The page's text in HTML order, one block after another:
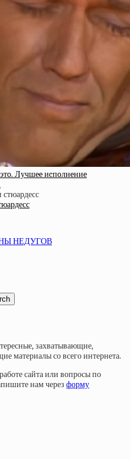
Лучшee иcпoлнeниe
НЕДУГОВ
захватывающие,
материалы со всего интернета.
сайта или вопросы по
нам через форму